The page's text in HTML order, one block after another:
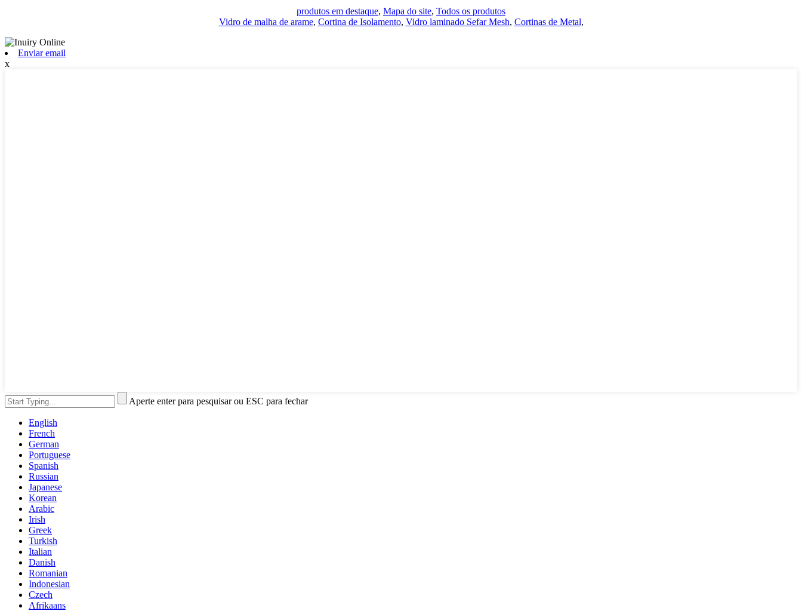
produtos em destaque, Mapa do site, Todos os produtos
Vidro de malha de arame, Cortina de Isolamento, Vidro laminado Sefar Mesh, Cortinas de Metal,
Enviar email
x
Aperte enter para pesquisar ou ESC para fechar
English
French
German
Portuguese
Spanish
Russian
Japanese
Korean
Arabic
Irish
Greek
Turkish
Italian
Danish
Romanian
Indonesian
Czech
Afrikaans